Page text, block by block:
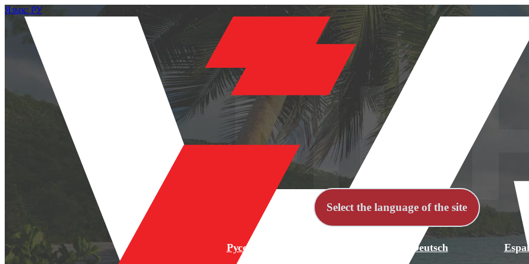
Язык: РУ
Select the language of the site
Русский Deutsch